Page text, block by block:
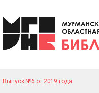
Выпуск №6 от 2019 года